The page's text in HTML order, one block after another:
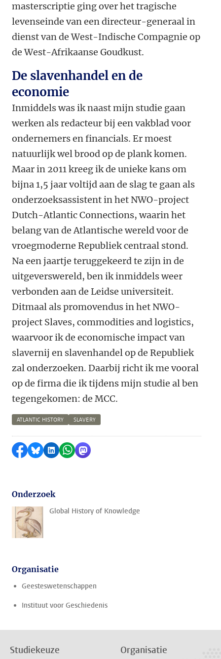
masterscriptie ging over het tragische
levenseinde van een directeur-generaal in
dienst van de West-Indische Compagnie op
de West-Afrikaanse Goudkust.
De slavenhandel en de
economie
Inmiddels was ik naast mijn studie gaan
werken als redacteur bij een vakblad voor
ondernemers en financials. Er moest
natuurlijk wel brood op de plank komen.
Maar in 2011 kreeg ik de unieke kans om
bijna 1,5 jaar voltijd aan de slag te gaan als
onderzoeksassistent in het NWO-project
Dutch-Atlantic Connections, waarin het
belang van de Atlantische wereld voor de
vroegmoderne Republiek centraal stond.
Na een jaartje teruggekeerd te zijn in de
uitgeverswereld, ben ik inmiddels weer
verbonden aan de Leidse universiteit.
Ditmaal als promovendus in het NWO-
project Slaves, commodities and logistics,
waarvoor ik de economische impact van
slavernij en slavenhandel op de Republiek
zal onderzoeken. Daarbij richt ik me vooral
op de firma die ik tijdens mijn studie al ben
tegengekomen: de MCC.
ATLANTIC HISTORY SLAVERY
Delen op Facebook
Delen via Bluesky
Delen op LinkedIn
Delen via WhatsApp
Delen via Mastodon
Onderzoek
Global History of Knowledge
Organisatie
Geesteswetenschappen
Instituut voor Geschiedenis
Studiekeuze Organisatie